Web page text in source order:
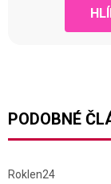
PODOBNÉ
Roklen24